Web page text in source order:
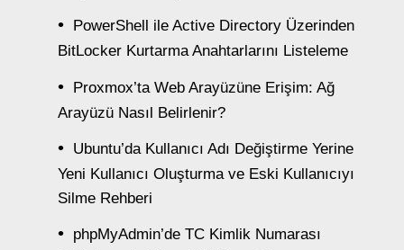
PowerShell ile Active Directory Üzerinden
BitLocker Kurtarma Anahtarlarını Listeleme
Proxmox’ta Web Arayüzüne Erişim: Ağ
Arayüzü Nasıl Belirlenir?
Ubuntu’da Kullanıcı Adı Değiştirme Yerine
Yeni Kullanıcı Oluşturma ve Eski Kullanıcıyı
Silme Rehberi
phpMyAdmin’de TC Kimlik Numarası